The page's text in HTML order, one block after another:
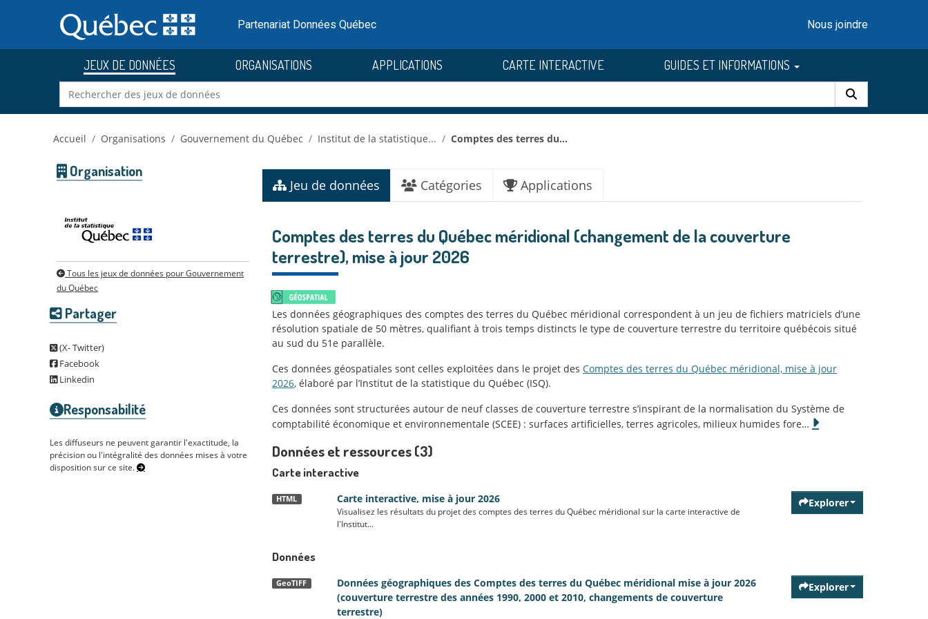
au
contenu
Partenariat Données Québec Nous joindre
JEUX DE DONNÉES ORGANISATIONS APPLICATIONS CARTE INTERACTIVE GUIDES ET INFORMATIONS
Accueil Organisations Gouvernement du Québec Institut de la statistique... Comptes des terres du...
Organisation
Tous les jeux de données pour Gouvernement
du Québec
Partager
(X- Twitter)
Facebook
Linkedin
Responsabilité
Les diffuseurs ne peuvent garantir l'exactitude, la
précision ou l'intégralité des données mises à votre
disposition sur ce site.
Jeu de données Catégories Applications
Comptes des terres du Québec méridional (changement de la couverture
terrestre), mise à jour 2026
Les données géographiques des comptes des terres du Québec méridional correspondent à un jeu de fichiers matriciels d’une
résolution spatiale de 50 mètres, qualifiant à trois temps distincts le type de couverture terrestre du territoire québécois situé
au sud du 51e parallèle.
Ces données géospatiales sont celles exploitées dans le projet des Comptes des terres du Québec méridional, mise à jour
2026, élaboré par l’Institut de la statistique du Québec (ISQ).
Ces données sont structurées autour de neuf classes de couverture terrestre s’inspirant de la normalisation du Système de
comptabilité économique et environnementale (SCEE) : surfaces artificielles, terres agricoles, milieux humides fore…
Données et ressources (3)
Carte interactive
Carte interactive, mise à jour 2026
HTML
Visualisez les résultats du projet des comptes des terres du Québec méridional sur la carte interactive de
l'Institut...
Explorer
Données
Données géographiques des Comptes des terres du Québec méridional mise à jour 2026
(couverture terrestre des années 1990, 2000 et 2010, changements de couverture
terrestre)
GeoTIFF Explorer